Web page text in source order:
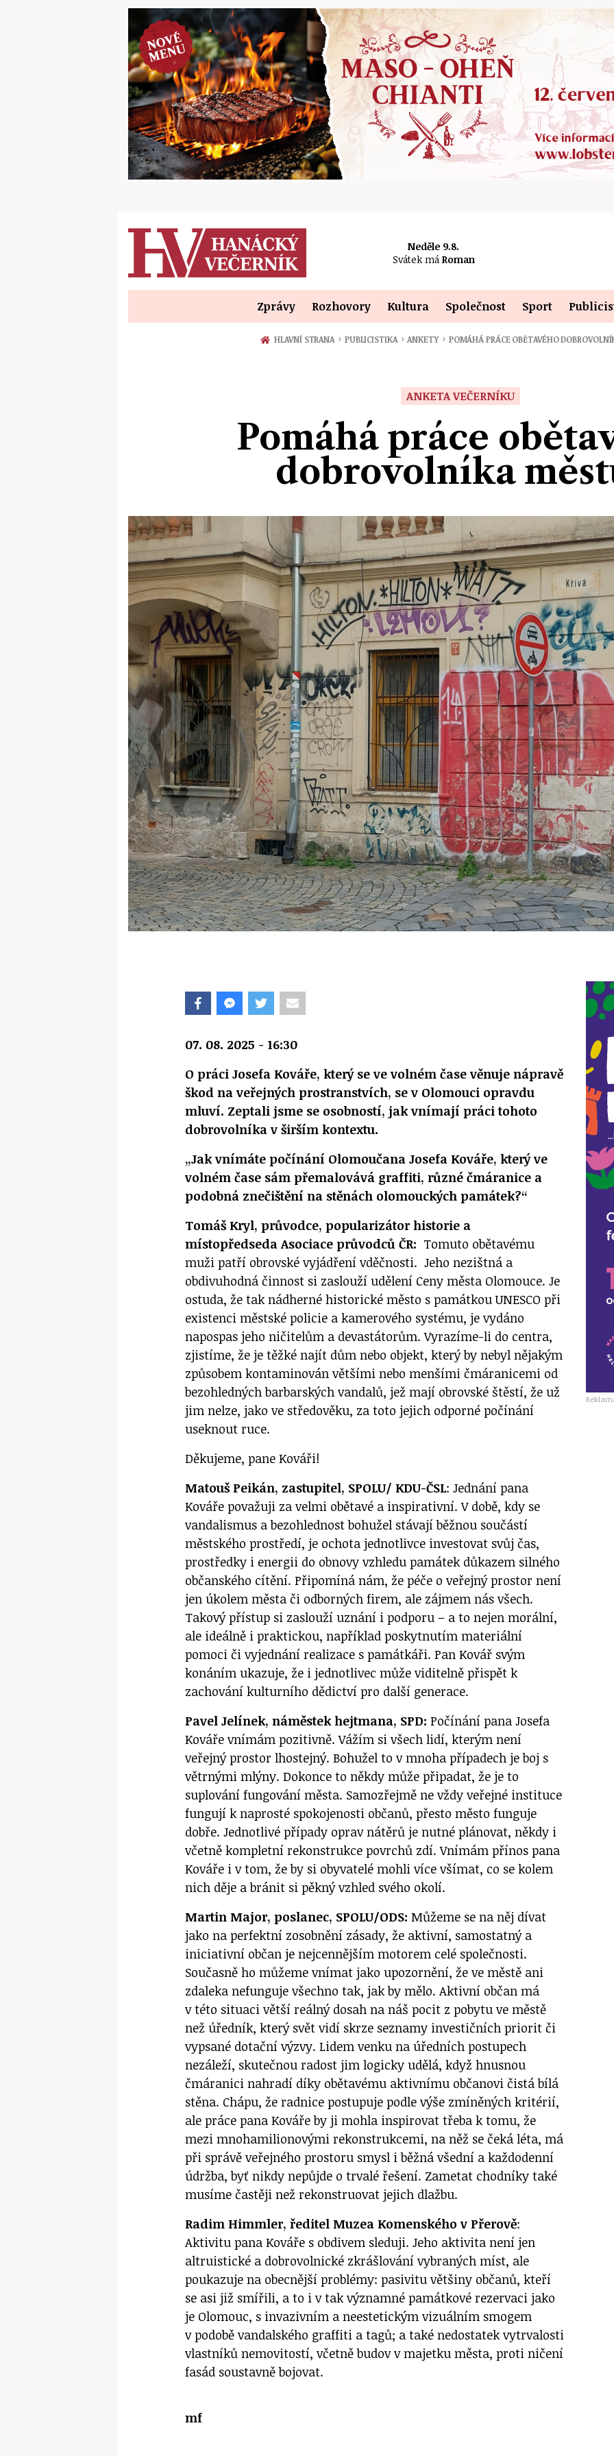
Neděle 9.8.
Svátek má Roman
Zprávy Rozhovory Kultura Společnost Sport
HLAVNÍ STRANA › PUBLICISTIKA › ANKETY › POMÁHÁ PRÁCE OBĚTAVÉHO
ANKETA VEČERNÍKU
Pomáhá práce
dobrovolníka
07. 08. 2025 - 16:30
O práci Josefa Kováře, který se ve volném čase věnuje nápravě
škod na veřejných prostranstvích, se v Olomouci opravdu
mluví. Zeptali jsme se osobností, jak vnímají práci tohoto
dobrovolníka v širším kontextu.
„Jak vnímáte počínání Olomoučana Josefa Kováře, který ve
volném čase sám přemalovává graffiti, různé čmáranice a
podobná znečištění na stěnách olomouckých památek?“
Tomáš Kryl, průvodce, popularizátor historie a
místopředseda Asociace průvodců ČR: Tomuto obětavému
muži patří obrovské vyjádření vděčnosti. Jeho nezištná a
obdivuhodná činnost si zaslouží udělení Ceny města Olomouce. Je
ostuda, že tak nádherné historické město s památkou UNESCO při
existenci městské policie a kamerového systému, je vydáno
napospas jeho ničitelům a devastátorům. Vyrazíme-li do centra,
zjistíme, že je těžké najít dům nebo objekt, který by nebyl nějakým
způsobem kontaminován většími nebo menšími čmáranicemi od
bezohledných barbarských vandalů, jež mají obrovské štěstí, že už
jim nelze, jako ve středověku, za toto jejich odporné počínání
useknout ruce.
Děkujeme, pane Kováři!
Matouš Peikán, zastupitel, SPOLU/ KDU-ČSL: Jednání pana
Kováře považuji za velmi obětavé a inspirativní. V době, kdy se
vandalismus a bezohlednost bohužel stávají běžnou součástí
městského prostředí, je ochota jednotlivce investovat svůj čas,
prostředky i energii do obnovy vzhledu památek důkazem silného
občanského cítění. Připomíná nám, že péče o veřejný prostor není
jen úkolem města či odborných firem, ale zájmem nás všech.
Takový přístup si zaslouží uznání i podporu – a to nejen morální,
ale ideálně i praktickou, například poskytnutím materiální
pomoci či vyjednání realizace s památkáři. Pan Kovář svým
konáním ukazuje, že i jednotlivec může viditelně přispět k
zachování kulturního dědictví pro další generace.
Pavel Jelínek, náměstek hejtmana, SPD: Počínání pana Josefa
Kováře vnímám pozitivně. Vážím si všech lidí, kterým není
veřejný prostor lhostejný. Bohužel to v mnoha případech je boj s
větrnými mlýny. Dokonce to někdy může připadat, že je to
suplování fungování města. Samozřejmě ne vždy veřejné instituce
fungují k naprosté spokojenosti občanů, přesto město funguje
dobře. Jednotlivé případy oprav nátěrů je nutné plánovat, někdy i
včetně kompletní rekonstrukce povrchů zdí. Vnímám přínos pana
Kováře i v tom, že by si obyvatelé mohli více všímat, co se kolem
nich děje a bránit si pěkný vzhled svého okolí.
Martin Major, poslanec, SPOLU/ODS: Můžeme se na něj dívat
jako na perfektní zosobnění zásady, že aktivní, samostatný a
iniciativní občan je nejcennějším motorem celé společnosti.
Současně ho můžeme vnímat jako upozornění, že ve městě ani
zdaleka nefunguje všechno tak, jak by mělo. Aktivní občan má
v této situaci větší reálný dosah na náš pocit z pobytu ve městě
než úředník, který svět vidí skrze seznamy investičních priorit či
vypsané dotační výzvy. Lidem venku na úředních postupech
nezáleží, skutečnou radost jim logicky udělá, když hnusnou
čmáranici nahradí díky obětavému aktivnímu občanovi čistá bílá
stěna. Chápu, že radnice postupuje podle výše zmíněných kritérií,
ale práce pana Kováře by ji mohla inspirovat třeba k tomu, že
mezi mnohamilionovými rekonstrukcemi, na něž se čeká léta, má
při správě veřejného prostoru smysl i běžná všední a každodenní
údržba, byť nikdy nepůjde o trvalé řešení. Zametat chodníky také
musíme častěji než rekonstruovat jejich dlažbu.
Radim Himmler, ředitel Muzea Komenského v Přerově:
Aktivitu pana Kováře s obdivem sleduji. Jeho aktivita není jen
altruistické a dobrovolnické zkrášlování vybraných míst, ale
poukazuje na obecnější problémy: pasivitu většiny občanů, kteří
se asi již smířili, a to i v tak významné památkové rezervaci jako
je Olomouc, s invazivním a neestetickým vizuálním smogem
v podobě vandalského graffiti a tagů; a také nedostatek vytrvalosti
vlastníků nemovitostí, včetně budov v majetku města, proti ničení
fasád soustavně bojovat.
mf